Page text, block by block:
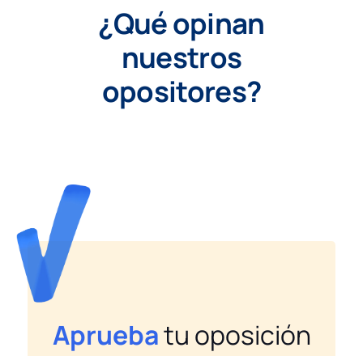
¿Qué opinan
nuestros
opositores?
Apruebatu oposición